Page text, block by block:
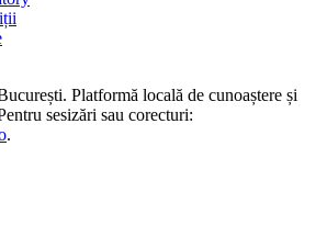
. Platformă locală de cunoaștere și
sesizări sau corecturi:
.